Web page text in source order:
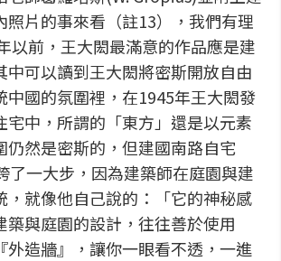
照片的事來看（註13），我們有理
以前，王大閎最滿意的作品應是建
中可以讀到王大閎將密斯開放自由
中國的氛圍裡，在1945年王大閎發
宅中，所謂的「東方」還是以元素
仍然是密斯的，但建國南路自宅
了一大步，因為建築師在庭園與建
，就像他自己說的：「它的神秘感
築與庭園的設計，往往善於使用
外造牆』，讓你一眼看不透，一進